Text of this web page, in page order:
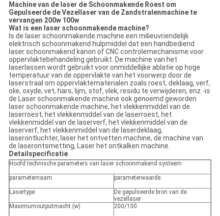
Machine van de laser de Schoonmakende Roest om
Gepulseerde de Vezellaser van de Zandstralenmachine te
vervangen 200w 100w
Wat is een laser schoonmakende machine?
Is de laser schoonmakende machine een milieuvriendelijk
elektrisch schoonmakend hulpmiddel dat een handbediend
laser schoonmakend kanon of CNC controlemechanisme voor
oppervlaktebehandeling gebruikt. De machine van het
laserlassen wordt gebruikt voor onmiddellijke ablatie op hoge
temperatuur van de oppervlakte van het voorwerp door de
laserstraal om oppervlaktematerialen zoals roest, deklaag, verf,
olie, oxyde, vet, hars, lijm, stof, vlek, residu te verwijderen, enz.-is
de Laser schoonmakende machine ook genoemd geworden
laser schoonmakende machine, het vlekkenmiddel van de
laserroest, het vlekkenmiddel van de laserroest, het
vlekkenmiddel van de laserverf, het vlekkenmiddel van de
laserverf, het vlekkenmiddel van de laserdeklaag,
laserontluchter, laser het ontvetten machine, de machine van
de laserontsmetting, Laser het ontkalken machine.
Detailspecificatie
Hoofd technische parameters van laser schoonmakend systeem
parameternaam parameterwaarde
Lasertype
De gepulseerde bron van de
vezellaser
Maximumoutputmacht (w)
200/100